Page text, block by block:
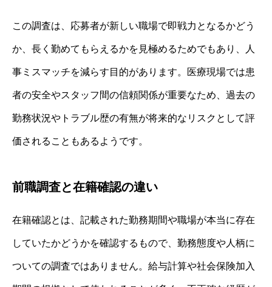
この調査は、応募者が新しい職場で即戦力となるかどう
か、長く勤めてもらえるかを見極めるためでもあり、人
事ミスマッチを減らす目的があります。医療現場では患
者の安全やスタッフ間の信頼関係が重要なため、過去の
勤務状況やトラブル歴の有無が将来的なリスクとして評
価されることもあるようです。
前職調査と在籍確認の違い
在籍確認とは、記載された勤務期間や職場が本当に存在
していたかどうかを確認するもので、勤務態度や人柄に
ついての調査ではありません。給与計算や社会保険加入